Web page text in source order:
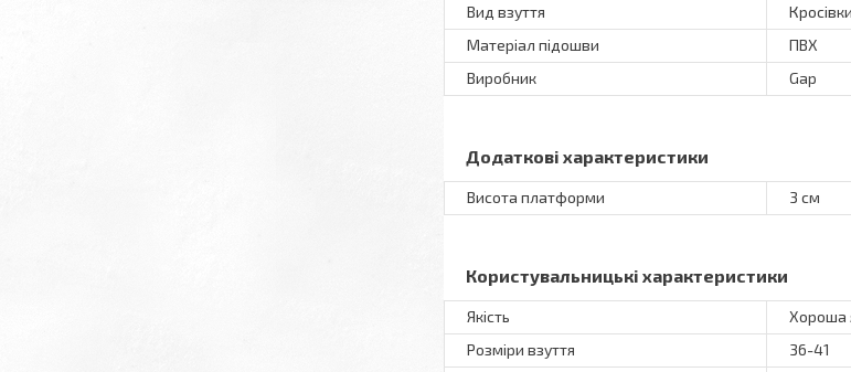
Вид взуття
Кросівки
Матеріал підошви
ПВХ
Виробник
Gap
Додаткові характеристики
Висота платформи 3 см
Користувальницькі характеристики
Якість
Хороша
Розміри взуття
36-41